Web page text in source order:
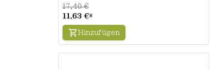
11,63 €*
17,40 €
Hinzufügen